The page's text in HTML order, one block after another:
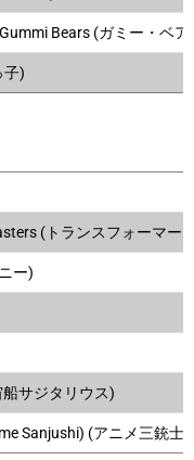
Bears (ガミー・ベ
子)
(トランスフォーマー
ー)
サジタリウス)
Sanjushi) (アニメ三銃士)